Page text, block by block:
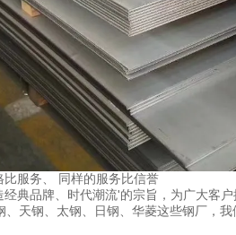
服务、 同样的服务比信誉
典品牌、时代潮流'的宗旨，为广大客
天钢、太钢、日钢、华菱这些钢厂，